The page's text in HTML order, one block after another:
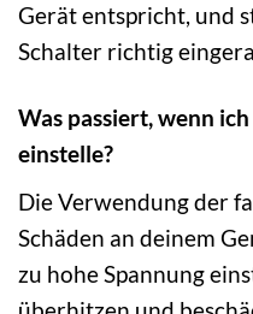
Gerät entspricht, und
Schalter richtig
Was passiert, wenn
einstelle?
Die Verwendung der
Schäden an deinem
zu hohe Spannung